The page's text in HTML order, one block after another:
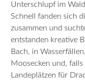
Unterschlupf im
Schnell fanden sich
zusammen und
entstanden kreative
Bach, in
Moosecken und,
Landeplätzen für